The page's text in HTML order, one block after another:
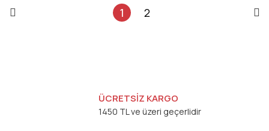
1 2
ÜCRETSİZ KARGO
1450 TL ve üzeri geçerlidir